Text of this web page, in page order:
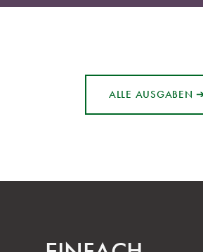
ALLE AUSGABEN